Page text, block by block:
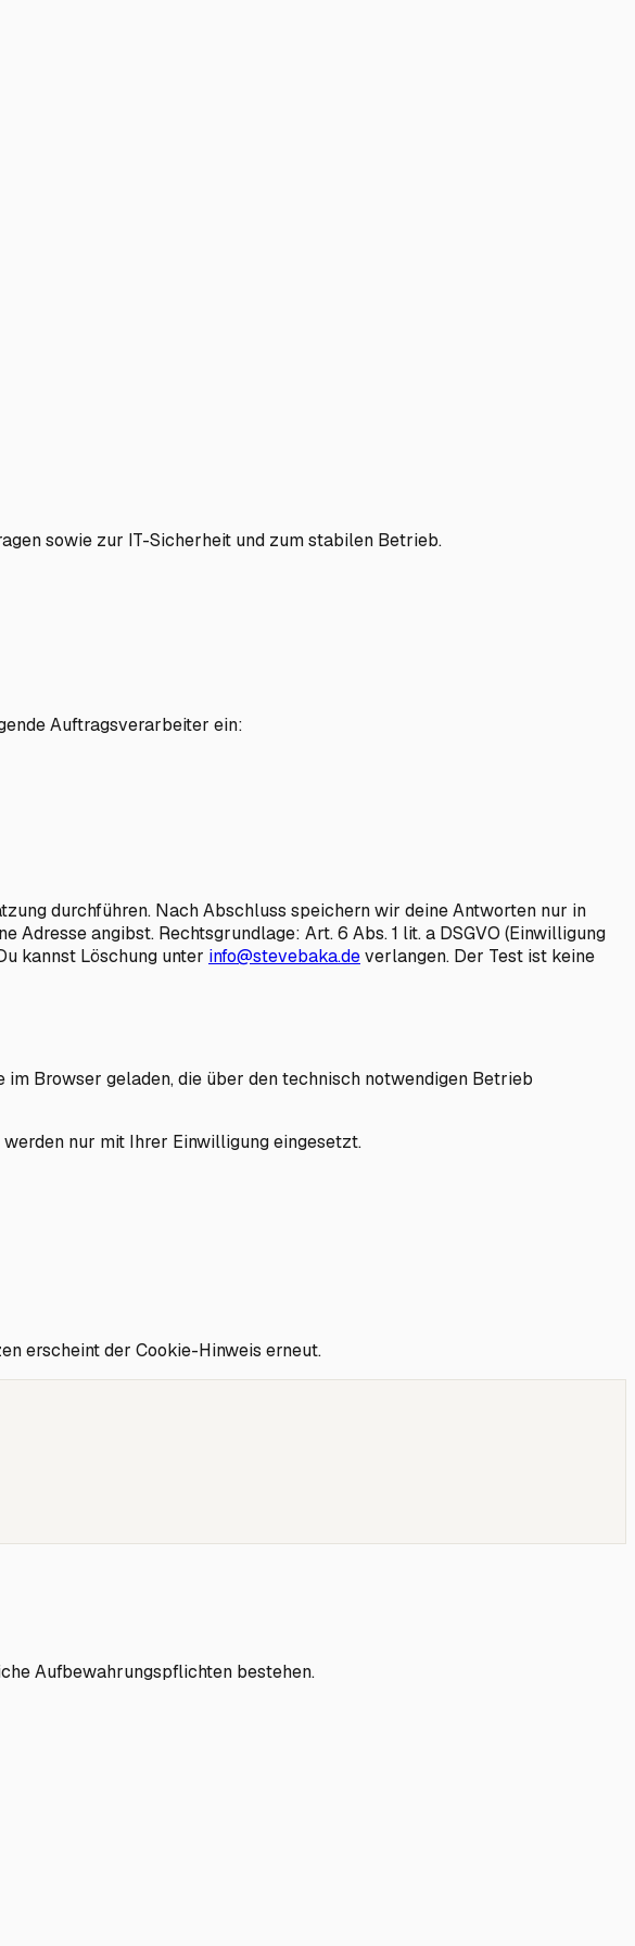
sowie zur IT-Sicherheit und zum stabilen Betrieb.
Auftragsverarbeiter ein:
durchführen. Nach Abschluss speichern wir deine Antworten nur in
angibst. Rechtsgrundlage: Art. 6 Abs. 1 lit. a DSGVO (Einwilligung
kannst Löschung unter info@stevebaka.deverlangen. Der Test ist keine
Browser geladen, die über den technisch notwendigen Betrieb
nur mit Ihrer Einwilligung eingesetzt.
erscheint der Cookie-Hinweis erneut.
Aufbewahrungspflichten bestehen.